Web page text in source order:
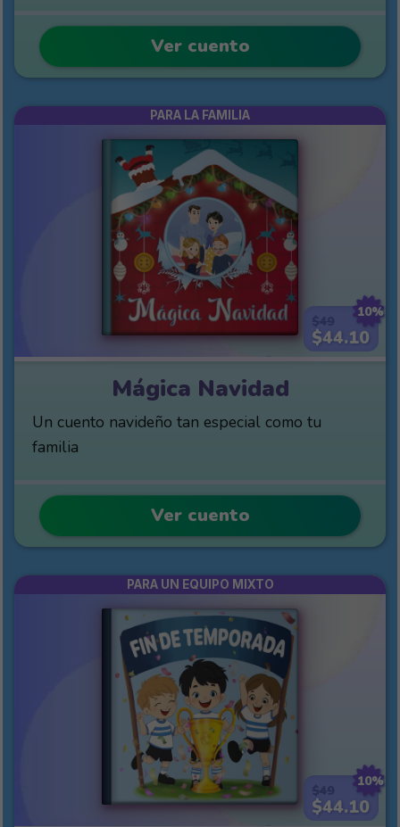
Ver cuento
10%
$44.10
PARA LA FAMILIA
Mágica Navidad
Un cuento navideño tan especial como tu
familia
Ver cuento
10%
$44.10
PARA UN EQUIPO MIXTO